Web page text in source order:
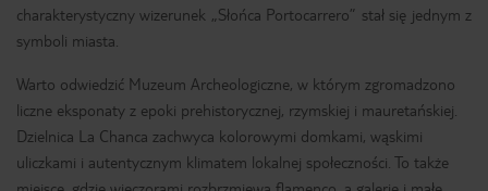
charakterystyczny wizerunek „Słońca Portocarrero” stał się jednym z
symboli miasta.
Warto odwiedzić Muzeum Archeologiczne, w którym zgromadzono
liczne eksponaty z epoki prehistorycznej, rzymskiej i mauretańskiej.
Dzielnica La Chanca zachwyca kolorowymi domkami, wąskimi
uliczkami i autentycznym klimatem lokalnej społeczności. To także